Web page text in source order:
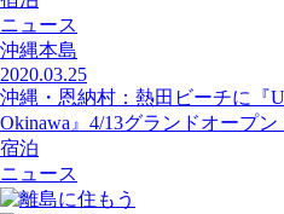
ニュース
沖縄本島
2020.03.25
沖縄・恩納村：熱田ビーチに『
Okinawa』4/13グランドオープン
宿泊
ニュース